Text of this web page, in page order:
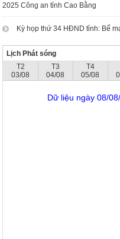
2025 Công an tỉnh Cao Bằng
Kỳ họp thứ 34 HĐND tỉnh: Bế
Lịch Phát sóng
T2
03/08
T3
04/08
T4
05/08
Dữ liệu ngày 08/